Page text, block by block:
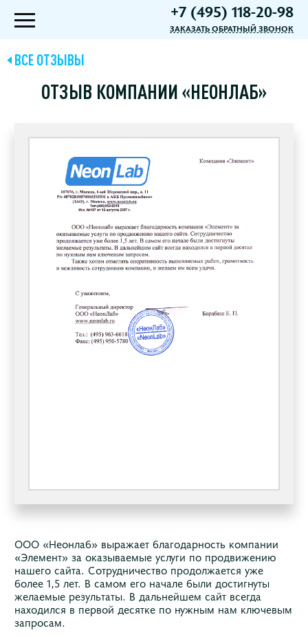
+7 (495) 118-20-98
ЗАКАЗАТЬ ОБРАТНЫЙ ЗВОНОК
ВСЕ ОТЗЫВЫ
ОТЗЫВ КОМПАНИИ «НЕОНЛАБ»
ООО «Неонлаб» выражает благодарность компании
«Элемент» за оказываемые услуги по продвижению
нашего сайта. Сотрудничество продолжается уже
более 1,5 лет. В самом его начале были достигнуты
желаемые результаты. В дальнейшем сайт всегда
находился в первой десятке по нужным нам ключевым
запросам.